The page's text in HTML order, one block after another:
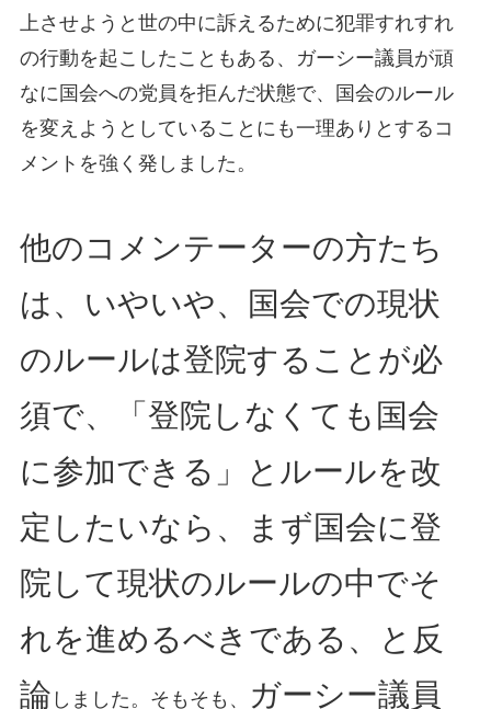
上させようと世の中に訴えるために犯罪すれすれ
の行動を起こしたこともある、ガーシー議員が頑
なに国会への党員を拒んだ状態で、国会のルール
を変えようとしていることにも一理ありとするコ
メントを強く発しました。
他のコメンテーターの方たち
は、いやいや、国会での現状
のルールは登院することが必
須で、「登院しなくても国会
に参加できる」とルールを改
定したいなら、まず国会に登
院して現状のルールの中でそ
れを進めるべきである、と反
論 しました。そもそも、 ガーシー議員